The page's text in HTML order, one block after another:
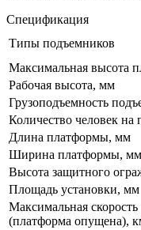
Спецификация
Типы подъемников
Максимальная высота
Рабочая высота, мм
Грузоподъемность
Количество человек на
Длина платформы, мм
Ширина платформы, мм
Высота защитного
Площадь установки, мм
Максимальная
(платформа опущена),